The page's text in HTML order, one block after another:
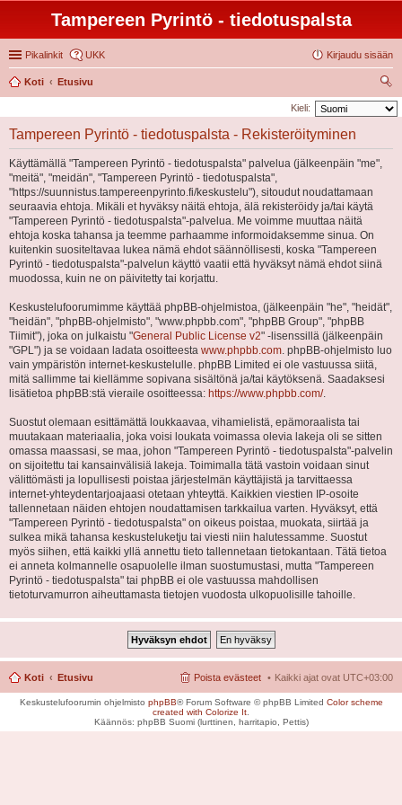
Tampereen Pyrintö - tiedotuspalsta
Pikalinkit UKK Kirjaudu sisään
Koti
Etusivu
tsi
Kieli:
Tampereen Pyrintö - tiedotuspalsta - Rekisteröityminen
Käyttämällä "Tampereen Pyrintö - tiedotuspalsta" palvelua (jälkeenpäin "me",
"meitä", "meidän", "Tampereen Pyrintö - tiedotuspalsta",
"https://suunnistus.tampereenpyrinto.fi/keskustelu"), sitoudut noudattamaan
seuraavia ehtoja. Mikäli et hyväksy näitä ehtoja, älä rekisteröidy ja/tai käytä
"Tampereen Pyrintö - tiedotuspalsta"-palvelua. Me voimme muuttaa näitä
ehtoja koska tahansa ja teemme parhaamme informoidaksemme sinua. On
kuitenkin suositeltavaa lukea nämä ehdot säännöllisesti, koska "Tampereen
Pyrintö - tiedotuspalsta"-palvelun käyttö vaatii että hyväksyt nämä ehdot siinä
muodossa, kuin ne on päivitetty tai korjattu.
Keskustelufoorumimme käyttää phpBB-ohjelmistoa, (jälkeenpäin "he", "heidät",
"heidän", "phpBB-ohjelmisto", "www.phpbb.com", "phpBB Group", "phpBB
Tiimit"), joka on julkaistu "General Public License v2" -lisenssillä (jälkeenpäin
"GPL") ja se voidaan ladata osoitteesta www.phpbb.com. phpBB-ohjelmisto luo
vain ympäristön internet-keskustelulle. phpBB Limited ei ole vastuussa siitä,
mitä sallimme tai kiellämme sopivana sisältönä ja/tai käytöksenä. Saadaksesi
lisätietoa phpBB:stä vieraile osoitteessa: https://www.phpbb.com/.
Suostut olemaan esittämättä loukkaavaa, vihamielistä, epämoraalista tai
muutakaan materiaalia, joka voisi loukata voimassa olevia lakeja oli se sitten
omassa maassasi, se maa, johon "Tampereen Pyrintö - tiedotuspalsta"-palvelin
on sijoitettu tai kansainvälisiä lakeja. Toimimalla tätä vastoin voidaan sinut
välittömästi ja lopullisesti poistaa järjestelmän käyttäjistä ja tarvittaessa
internet-yhteydentarjoajaasi otetaan yhteyttä. Kaikkien viestien IP-osoite
tallennetaan näiden ehtojen noudattamisen tarkkailua varten. Hyväksyt, että
"Tampereen Pyrintö - tiedotuspalsta" on oikeus poistaa, muokata, siirtää ja
sulkea mikä tahansa keskusteluketju tai viesti niin halutessamme. Suostut
myös siihen, että kaikki yllä annettu tieto tallennetaan tietokantaan. Tätä tietoa
ei anneta kolmannelle osapuolelle ilman suostumustasi, mutta "Tampereen
Pyrintö - tiedotuspalsta" tai phpBB ei ole vastuussa mahdollisen
tietoturvamurron aiheuttamasta tietojen vuodosta ulkopuolisille tahoille.
Koti Etusivu Kaikki ajat ovat UTC+03:00
Poista evästeet
Keskustelufoorumin ohjelmisto phpBB® Forum Software © phpBB Limited Color scheme
created with Colorize It
Käännös: phpBB Suomi (lurttinen, harritapio, Pettis)